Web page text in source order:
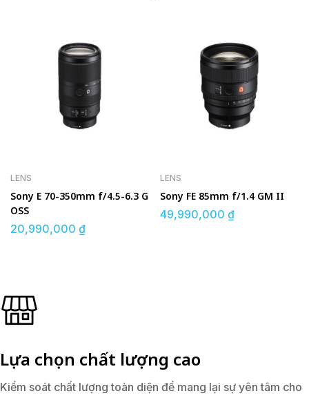
LENS
Sony E 70-350mm f/4.5-6.3 G
OSS
20,990,000 ₫
LENS
Sony FE 85mm f/1.4 GM II
49,990,000 ₫
Lựa chọn chất lượng cao
Kiểm soát chất lượng toàn diện để mang lại sự yên tâm cho